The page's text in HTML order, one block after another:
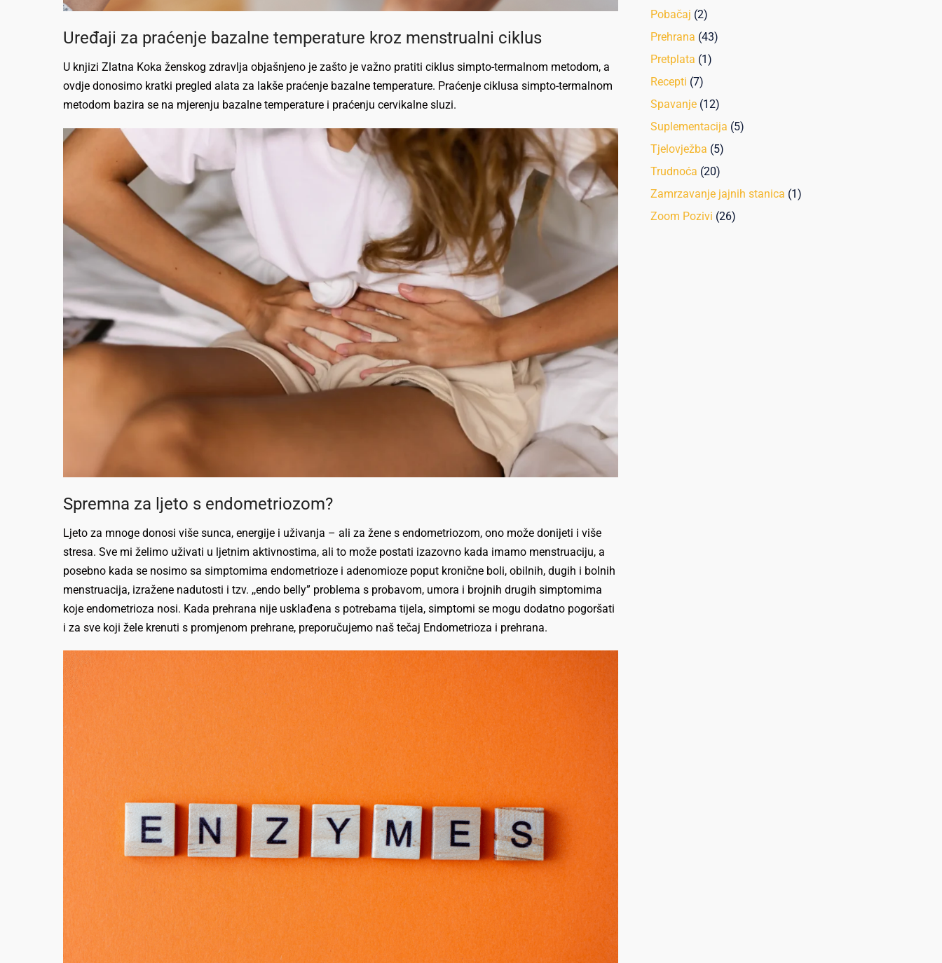
Uređaji za praćenje bazalne temperature kroz menstrualni ciklus
U knjizi Zlatna Koka ženskog zdravlja objašnjeno je zašto je važno pratiti ciklus simpto-termalnom metodom, a
ovdje donosimo kratki pregled alata za lakše praćenje bazalne temperature. Praćenje ciklusa simpto-termalnom
metodom bazira se na mjerenju bazalne temperature i praćenju cervikalne sluzi.
Spremna za ljeto s endometriozom?
Ljeto za mnoge donosi više sunca, energije i uživanja – ali za žene s endometriozom, ono može donijeti i više
stresa. Sve mi želimo uživati u ljetnim aktivnostima, ali to može postati izazovno kada imamo menstruaciju, a
posebno kada se nosimo sa simptomima endometrioze i adenomioze poput kronične boli, obilnih, dugih i bolnih
menstruacija, izražene nadutosti i tzv. ,,endo belly” problema s probavom, umora i brojnih drugih simptomima
koje endometrioza nosi. Kada prehrana nije usklađena s potrebama tijela, simptomi se mogu dodatno pogoršati
i za sve koji žele krenuti s promjenom prehrane, preporučujemo naš tečaj Endometrioza i prehrana.
Pobačaj (2)
Prehrana (43)
Pretplata (1)
Recepti (7)
Spavanje (12)
Suplementacija (5)
Tjelovježba (5)
Trudnoća (20)
Zamrzavanje jajnih stanica (1)
Zoom Pozivi (26)